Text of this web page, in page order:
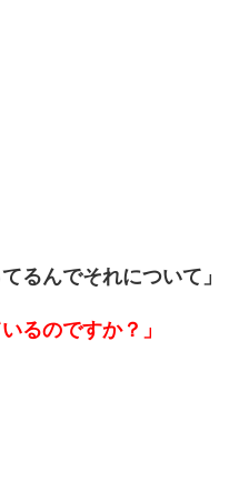
るんでそれについて」
るのですか？」